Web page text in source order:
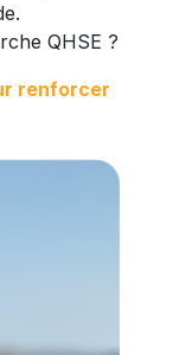
QHSE ?
renforcer